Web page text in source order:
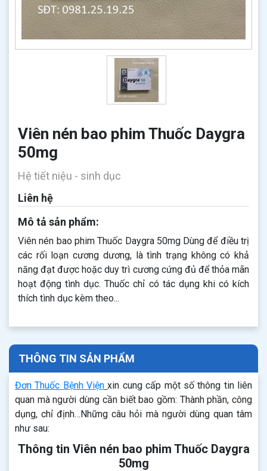
Viên nén bao phim Thuốc Daygra
50mg
Hệ tiết niệu - sinh dục
Liên hệ
Mô tả sản phẩm:
Viên nén bao phim Thuốc Daygra 50mg Dùng để điều trị
các rối loạn cương dương, là tình trạng không có khả
năng đạt được hoặc duy trì cương cứng đủ để thỏa mãn
hoạt động tình dục. Thuốc chỉ có tác dụng khi có kích
thích tình dục kèm theo...
THÔNG TIN SẢN PHẨM
Đơn Thuốc Bệnh Viện xin cung cấp một số thông tin liên
quan mà người dùng cần biết bao gồm: Thành phần, công
dụng, chỉ định…Những câu hỏi mà người dùng quan tâm
như sau:
Thông tin Viên nén bao phim Thuốc Daygra
50mg